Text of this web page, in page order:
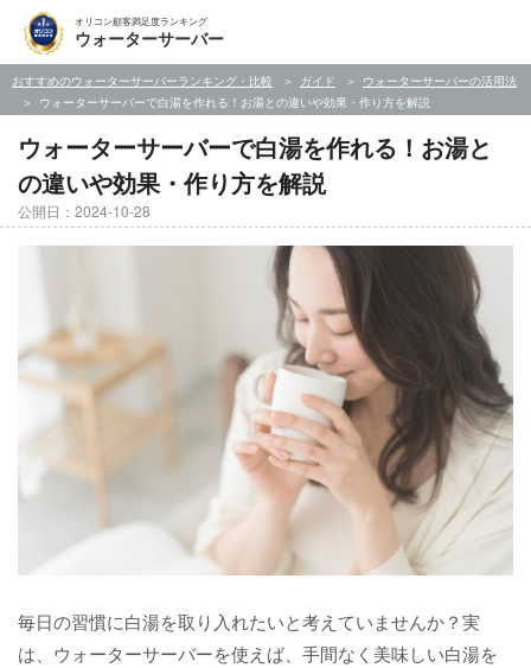
オリコン顧客満足度ランキング
ウォーターサーバー
おすすめのウォーターサーバーランキング・比較 ガイド
ウォーターサーバーの活用法
ウォーターサーバーで白湯を作れる！お湯との違いや効果・作り方を解説
ウォーターサーバーで白湯を作れる！お湯と
の違いや効果・作り方を解説
公開日：2024-10-28
毎日の習慣に白湯を取り入れたいと考えていませんか？実
は、ウォーターサーバーを使えば、手間なく美味しい白湯を